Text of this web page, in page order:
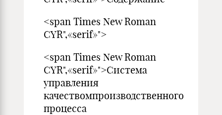
<span Times New Roman
CYR",«serif»">
<span Times New Roman
CYR",«serif»">Система
управления
качествомпроизводственного
процесса